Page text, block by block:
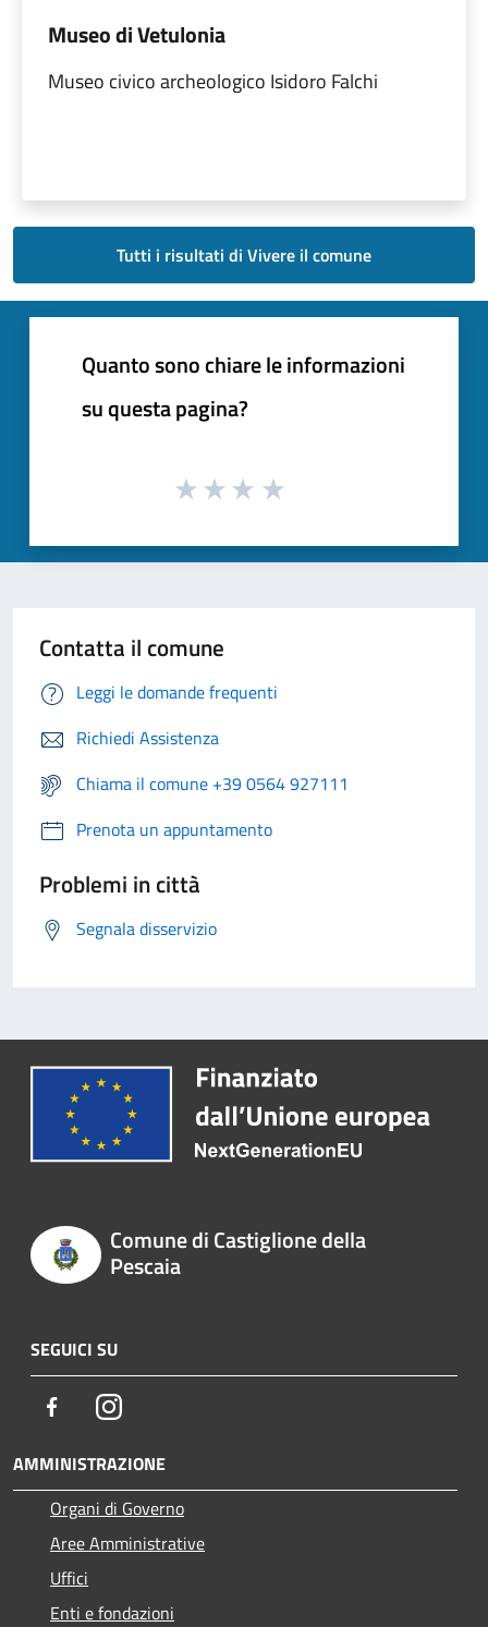
Museo di Vetulonia
Museo civico archeologico Isidoro Falchi
Tutti i risultati di Vivere il comune
Quanto sono chiare le informazioni
su questa pagina?
Contatta il comune
Leggi le domande frequenti
Richiedi Assistenza
Chiama il comune +39 0564 927111
Prenota un appuntamento
Problemi in città
Segnala disservizio
Comune di Castiglione della
Pescaia
SEGUICI SU
FacebookInstagram
AMMINISTRAZIONE
Organi di Governo
Aree Amministrative
Uffici
Enti e fondazioni